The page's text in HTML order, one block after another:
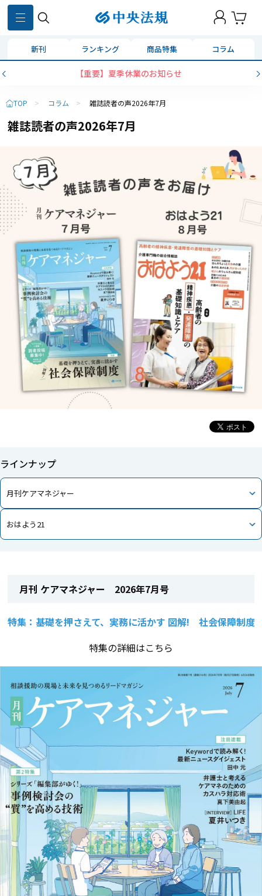
新刊 ランキング 商品特集 コラム
コンビニ決済に「セブンイレブン」を追加いたし
TOP > コラム > 雑誌読者の声2026年7月
雑誌読者の声2026年7月
ラインナップ
月刊ケアマネジャー
おはよう21
月刊 ケアマネジャー 2026年7月号
特集：基礎を押さえて、実務に活かす 図解! 社会保障制度
特集の詳細はこちら